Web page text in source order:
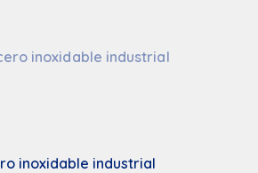
inoxidable industrial